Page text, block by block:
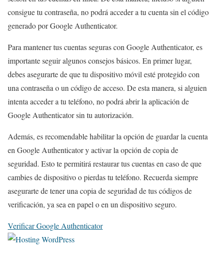
consigue tu contraseña, no podrá acceder a tu cuenta sin el código
generado por Google Authenticator.
Para mantener tus cuentas seguras con Google Authenticator, es
importante seguir algunos consejos básicos. En primer lugar,
debes asegurarte de que tu dispositivo móvil esté protegido con
una contraseña o un código de acceso. De esta manera, si alguien
intenta acceder a tu teléfono, no podrá abrir la aplicación de
Google Authenticator sin tu autorización.
Además, es recomendable habilitar la opción de guardar la cuenta
en Google Authenticator y activar la opción de copia de
seguridad. Esto te permitirá restaurar tus cuentas en caso de que
cambies de dispositivo o pierdas tu teléfono. Recuerda siempre
asegurarte de tener una copia de seguridad de tus códigos de
verificación, ya sea en papel o en un dispositivo seguro.
Verificar Google Authenticator